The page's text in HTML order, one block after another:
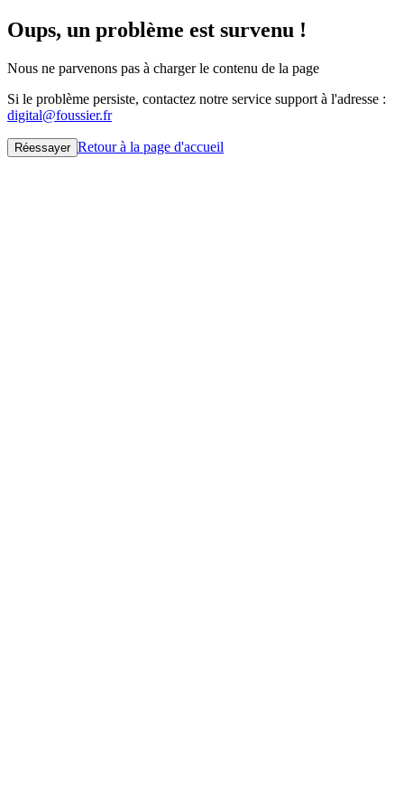
Oups, un problème est survenu !
Nous ne parvenons pas à charger le contenu de la page
Si le problème persiste, contactez notre service support à l'adresse :
digital@foussier.fr
Réessayer Retour à la page d'accueil